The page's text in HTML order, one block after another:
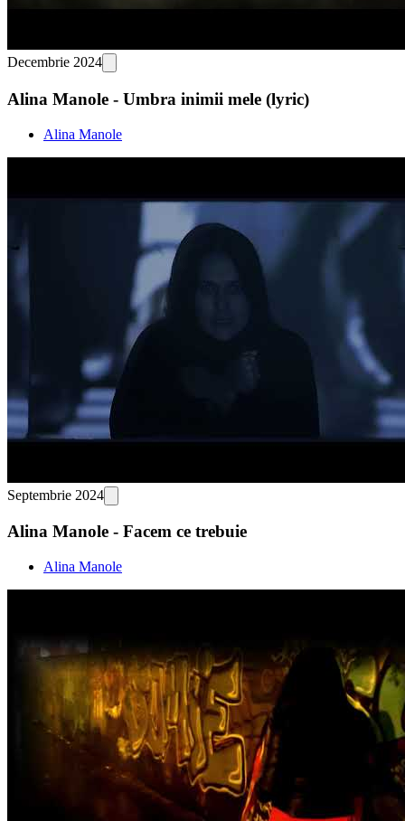
Decembrie 2024
Alina Manole - Umbra inimii mele (lyric)
Alina Manole
Septembrie 2024
Alina Manole - Facem ce trebuie
Alina Manole